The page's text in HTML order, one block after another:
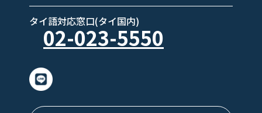
タイ語対応窓口(タイ国内)
02-023-5550